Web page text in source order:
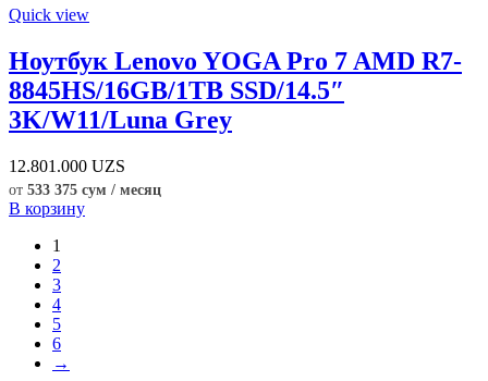
Quick view
Ноутбук Lenovo YOGA Pro 7 AMD R7-
8845HS/16GB/1TB SSD/14.5″
3K/W11/Luna Grey
12.801.000 UZS
от 533 375 сум / месяц
В корзину
1
2
3
4
5
6
→